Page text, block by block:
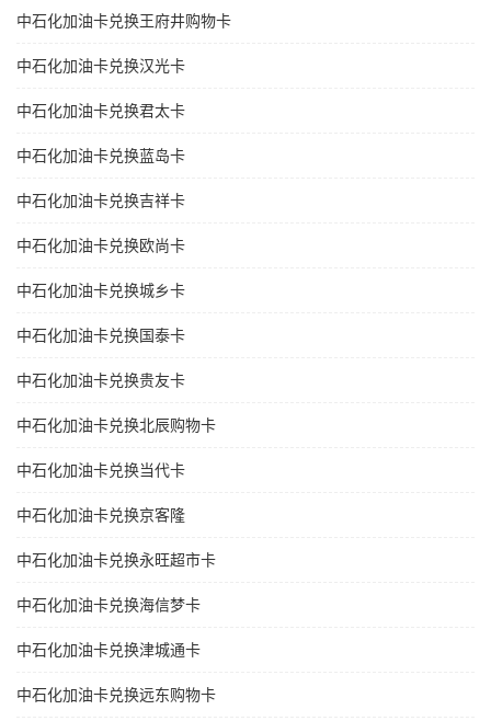
中石化加油卡兑换王府井购物卡
中石化加油卡兑换汉光卡
中石化加油卡兑换君太卡
中石化加油卡兑换蓝岛卡
中石化加油卡兑换吉祥卡
中石化加油卡兑换欧尚卡
中石化加油卡兑换城乡卡
中石化加油卡兑换国泰卡
中石化加油卡兑换贵友卡
中石化加油卡兑换北辰购物卡
中石化加油卡兑换当代卡
中石化加油卡兑换京客隆
中石化加油卡兑换永旺超市卡
中石化加油卡兑换海信梦卡
中石化加油卡兑换津城通卡
中石化加油卡兑换远东购物卡